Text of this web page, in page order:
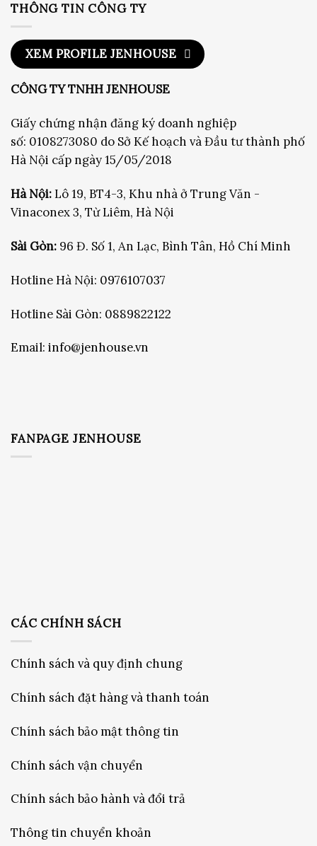
THÔNG TIN CÔNG TY
XEM PROFILE JENHOUSE
CÔNG TY TNHH JENHOUSE
Giấy chứng nhận đăng ký doanh nghiệp
số: 0108273080 do Sở Kế hoạch và Đầu tư thành phố
Hà Nội cấp ngày 15/05/2018
Hà Nội:Lô 19, BT4-3, Khu nhà ở Trung Văn -
Vinaconex 3, Từ Liêm, Hà Nội
Sài Gòn: 96 Đ. Số 1, An Lạc, Bình Tân, Hồ Chí Minh
Hotline Hà Nội: 0976107037
Hotline Sài Gòn: 0889822122
Email: info@jenhouse.vn
FANPAGE JENHOUSE
CÁC CHÍNH SÁCH
Chính sách và quy định chung
Chính sách đặt hàng và thanh toán
Chính sách bảo mật thông tin
Chính sách vận chuyển
Chính sách bảo hành và đổi trả
Thông tin chuyển khoản